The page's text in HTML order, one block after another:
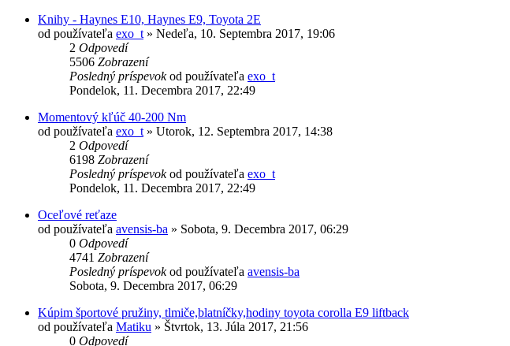
Knihy - Haynes E10, Haynes E9, Toyota 2E
od používateľa exo_t » Nedeľa, 10. Septembra 2017, 19:06
2 Odpovedí
5506 Zobrazení
Posledný príspevokod používateľa exo_t
Pondelok, 11. Decembra 2017, 22:49
Momentový kľúč 40-200 Nm
od používateľa exo_t » Utorok, 12. Septembra 2017, 14:38
2 Odpovedí
6198 Zobrazení
Posledný príspevokod používateľa exo_t
Pondelok, 11. Decembra 2017, 22:49
Oceľové reťaze
od používateľa avensis-ba » Sobota, 9. Decembra 2017, 06:29
0 Odpovedí
4741 Zobrazení
Posledný príspevokod používateľa avensis-ba
Sobota, 9. Decembra 2017, 06:29
Kúpim športové pružiny, tlmiče,blatníčky,hodiny toyota corolla E9 liftback
od používateľa Matiku » Štvrtok, 13. Júla 2017, 21:56
0 Odpovedí